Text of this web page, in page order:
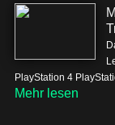
PlayStation 4
Mehr lesen